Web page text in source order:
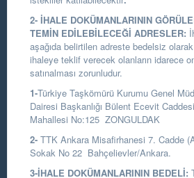
2- İHALE DOKÜMANLARININ
TEMİN EDİLEBİLECEĞİ ADRESLER:
aşağıda belirtilen adreste bedelsiz
ihaleye teklif verecek olanların idarece
satınalması zorunludur.
1-Türkiye Taşkömürü Kurumu Genel
Dairesi Başkanlığı Bülent Ecevit
Mahallesi No:125 ZONGULDAK
2- TTK Ankara Misafirhanesi 7. Cadde
Sokak No 22 Bahçelievler/Ankara.
3-İHALE DOKÜMANLARININ BEDELİ: